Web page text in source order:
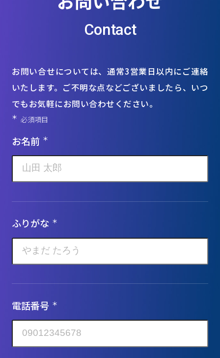
Contact
お問い合せについては、通常3営業日以内にご連絡
いたします。ご不明な点などございましたら、いつ
でもお気軽にお問い合わせください。
＊ 必須項目
お名前 ＊
ふりがな ＊
電話番号 ＊